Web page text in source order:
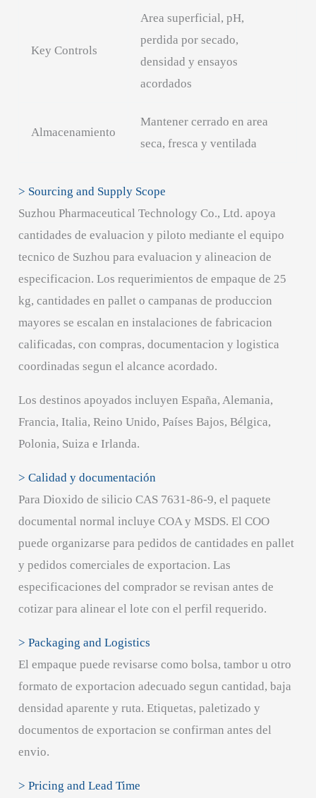
Key Controls
Area superficial, pH,
perdida por secado,
densidad y ensayos
acordados
Almacenamiento
Mantener cerrado en area
seca, fresca y ventilada
> Sourcing and Supply Scope
Suzhou Pharmaceutical Technology Co., Ltd. apoya
cantidades de evaluacion y piloto mediante el equipo
tecnico de Suzhou para evaluacion y alineacion de
especificacion. Los requerimientos de empaque de 25
kg, cantidades en pallet o campanas de produccion
mayores se escalan en instalaciones de fabricacion
calificadas, con compras, documentacion y logistica
coordinadas segun el alcance acordado.
Los destinos apoyados incluyen España, Alemania,
Francia, Italia, Reino Unido, Países Bajos, Bélgica,
Polonia, Suiza e Irlanda.
> Calidad y documentación
Para Dioxido de silicio CAS 7631-86-9, el paquete
documental normal incluye COA y MSDS. El COO
puede organizarse para pedidos de cantidades en pallet
y pedidos comerciales de exportacion. Las
especificaciones del comprador se revisan antes de
cotizar para alinear el lote con el perfil requerido.
> Packaging and Logistics
El empaque puede revisarse como bolsa, tambor u otro
formato de exportacion adecuado segun cantidad, baja
densidad aparente y ruta. Etiquetas, paletizado y
documentos de exportacion se confirman antes del
envio.
> Pricing and Lead Time